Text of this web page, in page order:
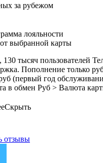
за рубежом
лояльности
выбранной карты
тысяч пользователей
Пополнение только
(первый год
в обмен Руб > Валюта
Скрыть
отзывы